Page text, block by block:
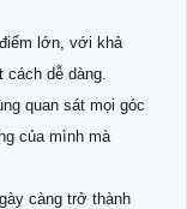
lớn, với khả
dễ dàng.
quan sát mọi góc
của mình mà
càng trở thành